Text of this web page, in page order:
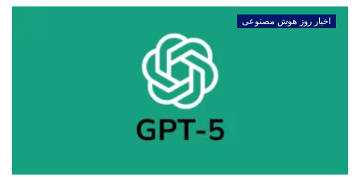
اخبار روز هوش مصنوعی